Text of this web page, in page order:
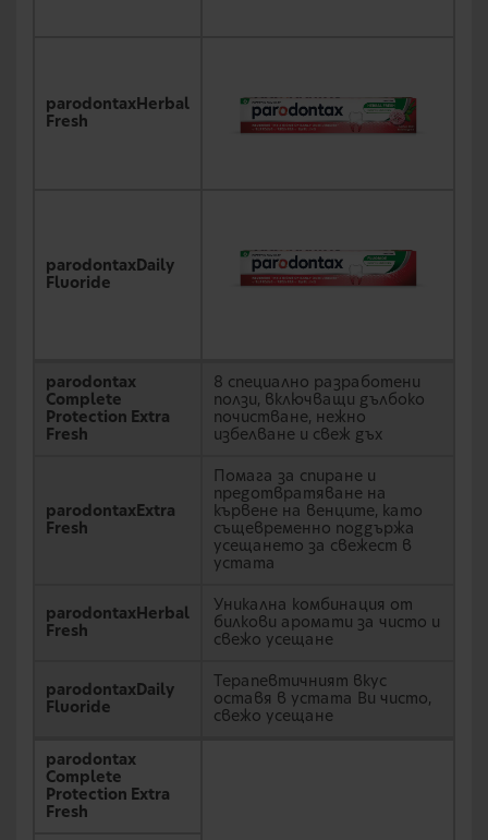
parodontaxHerbal
Fresh
parodontaxDaily
Fluoride
parodontax
Complete
Protection Extra
Fresh
8 специално разработени
ползи, включващи дълбоко
почистване, нежно
избелване и свеж дъх
parodontaxExtra
Fresh
Помага за спиране и
предотвратяване на
кървене на венците, като
същевременно поддържа
усещането за свежест в
устата
parodontaxHerbal
Fresh
Уникална комбинация от
билкови аромати за чисто и
свежо усещане
parodontaxDaily
Fluoride
Терапевтичният вкус
оставя в устата Ви чисто,
свежо усещане
parodontax
Complete
Protection Extra
Fresh